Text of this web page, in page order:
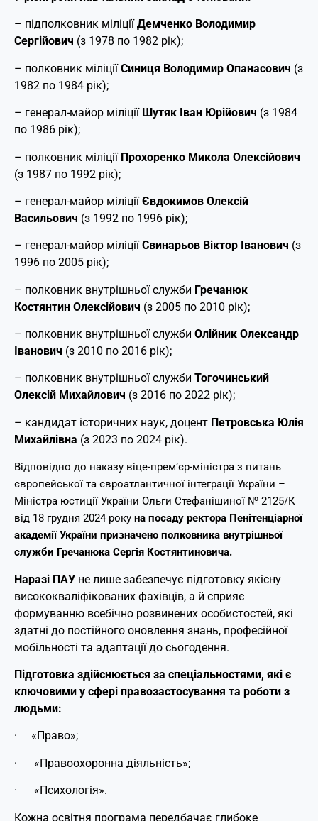
– підполковник міліціїДемченко Володимир
Сергійович (з 1978 по 1982 рік);
– полковник міліціїСиниця Володимир Опанасович (з
1982 по 1984 рік);
– генерал-майор міліції Шутяк Іван Юрійович (з 1984
по 1986 рік);
– полковник міліції Прохоренко Микола Олексійович
(з 1987 по 1992 рік);
– генерал-майор міліціїЄвдокимов Олексій
Васильович (з 1992 по 1996 рік);
– генерал-майор міліціїСвинарьов Віктор Іванович (з
1996 по 2005 рік);
– полковник внутрішньої служби Гречанюк
Костянтин Олексійович (з 2005 по 2010 рік);
– полковник внутрішньої служби Олійник Олександр
Іванович (з 2010 по 2016 рік);
– полковник внутрішньої служби Тогочинський
Олексій Михайлович (з 2016 по 2022 рік);
– кандидат історичних наук, доцент Петровська Юлія
Михайлівна (з 2023 по 2024 рік).
Відповідно до наказу віце-прем’єр-міністра з питань
європейської та євроатлантичної інтеграції України –
Міністра юстиції України Ольги Стефанішиної № 2125/К
від 18 грудня 2024 року на посаду ректора Пенітенціарної
академії України призначено полковника внутрішньої
служби Гречанюка Сергія Костянтиновича.
Наразі ПАУ не лише забезпечує підготовку якісну
висококваліфікованих фахівців, а й сприяє
формуванню всебічно розвинених особистостей, які
здатні до постійного оновлення знань, професійної
мобільності та адаптації до сьогодення.
Підготовка здійснюється за спеціальностями, які є
ключовими у сфері правозастосування та роботи з
людьми:
· «Право»;
· «Правоохоронна діяльність»;
· «Психологія».
Кожна освітня програма передбачає глибоке